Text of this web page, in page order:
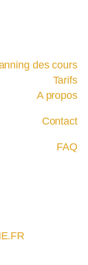
des cours
Tarifs
A propos
Contact
FAQ